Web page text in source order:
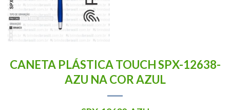
CANETA PLÁSTICA TOUCH SPX-12638-
AZU NA COR AZUL